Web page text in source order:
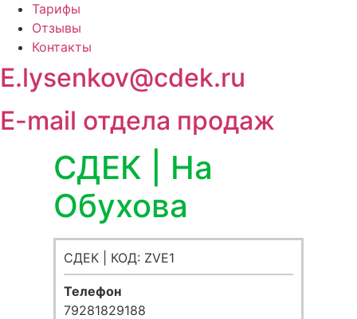
Тарифы
Отзывы
Контакты
E.lysenkov@cdek.ru
E-mail отдела продаж
СДЕК | На
Обухова
СДЕК | КОД: ZVE1
Телефон
79281829188